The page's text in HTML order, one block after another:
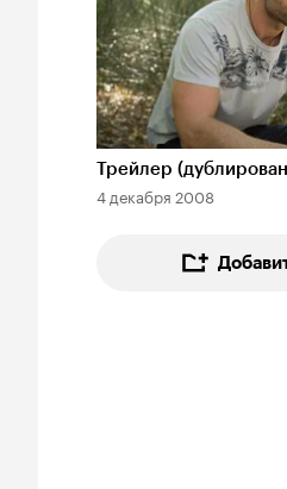
Длительность 2 мин
Трейлер
4 декабря 2008